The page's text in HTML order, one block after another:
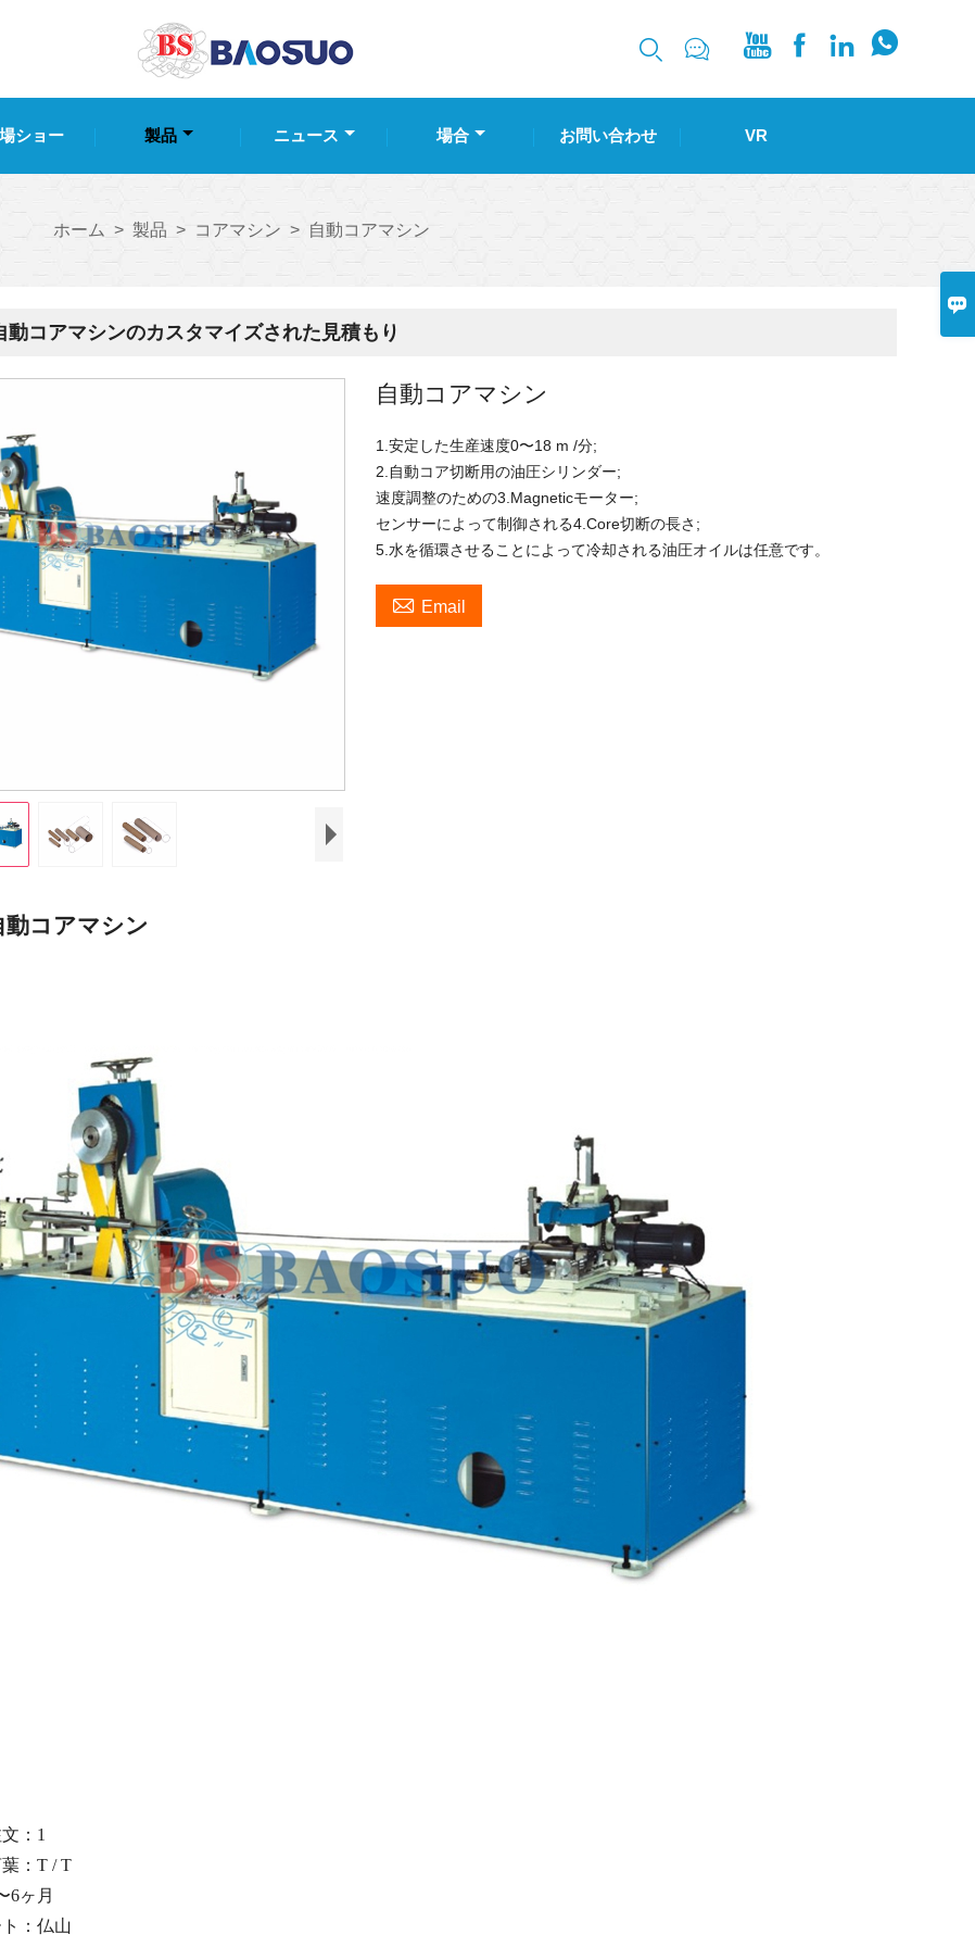

     
ショー 製品 ニュース 場合 お問い合わせ VR
ホーム > 製品 > コアマシン > 自動コアマシン
動コアマシンのカスタマイズされた見積もり
自動コアマシン
1.安定した生産速度0〜18 m /分;
2.自動コア切断用の油圧シリンダー;
速度調整のための3.Magneticモーター;
センサーによって制御される4.Core切断の長さ;
5.水を循環させることによって冷却される油圧オイルは任意です。
 Email
動コアマシン
：1
：T / T
6ヶ月
： 仏山